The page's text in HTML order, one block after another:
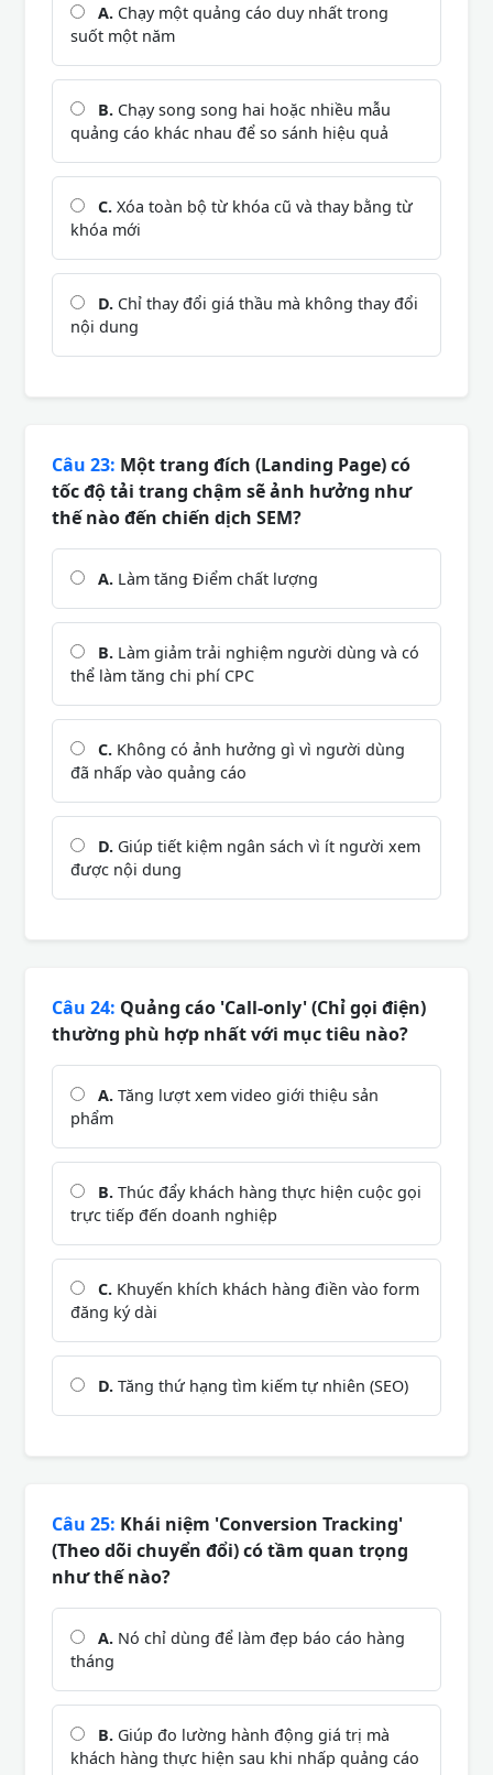
A. Chạy một quảng cáo duy nhất trong
suốt một năm
B. Chạy song song hai hoặc nhiều mẫu
quảng cáo khác nhau để so sánh hiệu quả
C. Xóa toàn bộ từ khóa cũ và thay bằng từ
khóa mới
D. Chỉ thay đổi giá thầu mà không thay đổi
nội dung
Câu 23: Một trang đích (Landing Page) có
tốc độ tải trang chậm sẽ ảnh hưởng như
thế nào đến chiến dịch SEM?
A. Làm tăng Điểm chất lượng
B. Làm giảm trải nghiệm người dùng và có
thể làm tăng chi phí CPC
C. Không có ảnh hưởng gì vì người dùng
đã nhấp vào quảng cáo
D. Giúp tiết kiệm ngân sách vì ít người xem
được nội dung
Câu 24: Quảng cáo 'Call-only' (Chỉ gọi điện)
thường phù hợp nhất với mục tiêu nào?
A. Tăng lượt xem video giới thiệu sản
phẩm
B. Thúc đẩy khách hàng thực hiện cuộc gọi
trực tiếp đến doanh nghiệp
C. Khuyến khích khách hàng điền vào form
đăng ký dài
D. Tăng thứ hạng tìm kiếm tự nhiên (SEO)
Câu 25: Khái niệm 'Conversion Tracking'
(Theo dõi chuyển đổi) có tầm quan trọng
như thế nào?
A. Nó chỉ dùng để làm đẹp báo cáo hàng
tháng
B. Giúp đo lường hành động giá trị mà
khách hàng thực hiện sau khi nhấp quảng cáo